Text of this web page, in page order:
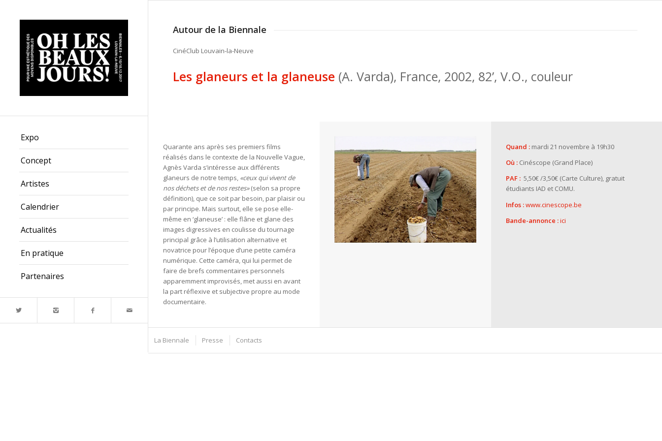
Expo
Concept
Artistes
Calendrier
Actualités
En pratique
Partenaires
Autour de la Biennale
CinéClub Louvain-la-Neuve
Les glaneurs et la glaneuse (A. Varda), France, 2002, 82’, V.O., couleur
Quarante ans après ses premiers films
réalisés dans le contexte de la Nouvelle Vague,
Agnès Varda s’intéresse aux différents
glaneurs de notre temps, «ceux qui vivent de
nos déchets et de nos restes»(selon sa propre
définition), que ce soit par besoin, par plaisir ou
par principe. Mais surtout, elle se pose elle-
même en ‘glaneuse’ : elle flâne et glane des
images digressives en coulisse du tournage
principal grâce à l’utilisation alternative et
novatrice pour l’époque d’une petite caméra
numérique. Cette caméra, qui lui permet de
faire de brefs commentaires personnels
apparemment improvisés, met aussi en avant
la part réflexive et subjective propre au mode
documentaire.
Quand : mardi 21 novembre à 19h30
Où : Cinéscope (Grand Place)
PAF : 5,50€ /3,50€ (Carte Culture), gratuit
étudiants IAD et COMU.
Infos :www.cinescope.be
Bande-annonce :ici
La Biennale Presse Contacts